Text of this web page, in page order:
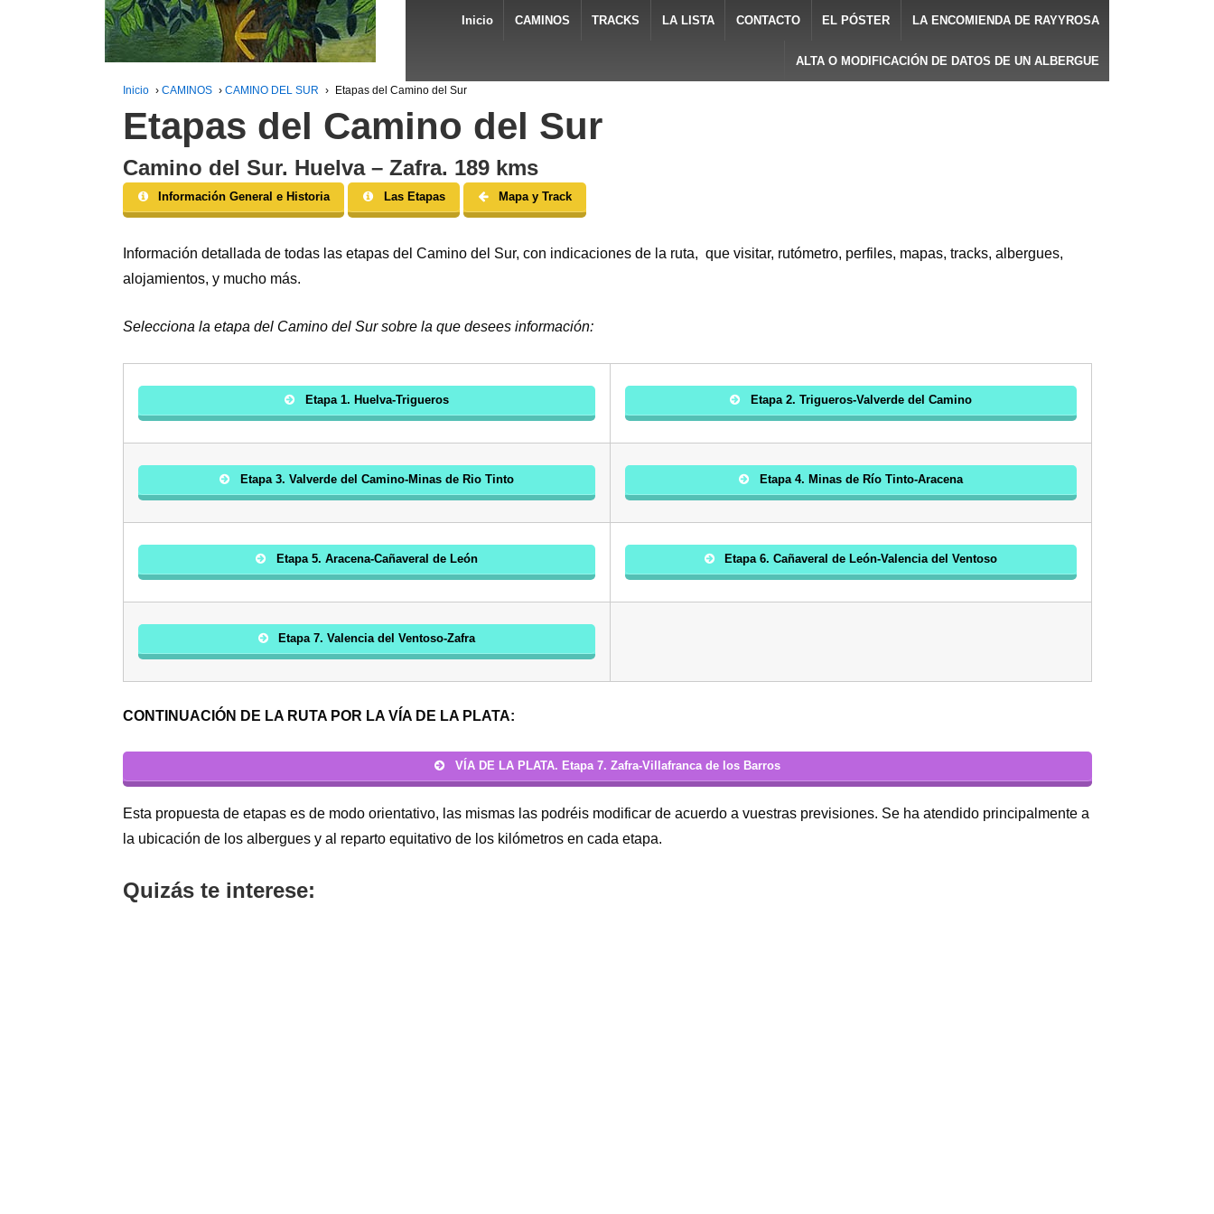
Inicio CAMINOS TRACKS LA LISTA CONTACTO EL PÓSTER LA ENCOMIENDA DE RAYYROSA
ALTA O MODIFICACIÓN DE DATOS DE UN ALBERGUE
Inicio › CAMINOS › CAMINO DEL SUR › Etapas del Camino del Sur
Etapas del Camino del Sur
Camino del Sur. Huelva – Zafra. 189 kms
Información General e Historia Las Etapas Mapa y Track
Información detallada de todas las etapas del Camino del Sur, con indicaciones de la ruta, que visitar, rutómetro, perfiles, mapas, tracks, albergues,
alojamientos, y mucho más.
Selecciona la etapa del Camino del Sur sobre la que desees información:
Etapa 1. Huelva-Trigueros Etapa 2. Trigueros-Valverde del Camino
Etapa 3. Valverde del Camino-Minas de Rio Tinto Etapa 4. Minas de Río Tinto-Aracena
Etapa 5. Aracena-Cañaveral de León Etapa 6. Cañaveral de León-Valencia del Ventoso
Etapa 7. Valencia del Ventoso-Zafra
CONTINUACIÓN DE LA RUTA POR LA VÍA DE LA PLATA:
VÍA DE LA PLATA. Etapa 7. Zafra-Villafranca de los Barros
Esta propuesta de etapas es de modo orientativo, las mismas las podréis modificar de acuerdo a vuestras previsiones. Se ha atendido principalmente a
la ubicación de los albergues y al reparto equitativo de los kilómetros en cada etapa.
Quizás te interese: